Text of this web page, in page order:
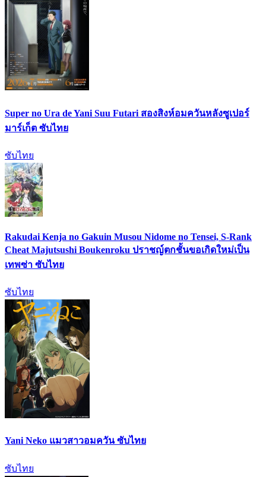
Super no Ura de Yani Suu Futari สองสิงห์อมควันหลังซูเปอร์
มาร์เก็ต ซับไทย
ซับไทย
Rakudai Kenja no Gakuin Musou Nidome no Tensei, S-Rank
Cheat Majutsushi Boukenroku ปราชญ์ตกชั้นขอเกิดใหม่เป็น
เทพซ่า ซับไทย
ซับไทย
Yani Neko แมวสาวอมควัน ซับไทย
ซับไทย